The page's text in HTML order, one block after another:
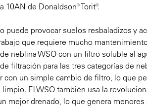
de Donaldson® Torit®.
puede provocar suelos resbaladizos y
que requiere mucho
neblina WSO con un filtro soluble al
filtración para las tres categorías de
con un simple cambio de filtro, lo que
El WSO también usa la
mejor drenado, lo que genera